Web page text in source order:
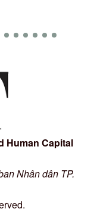
Human Capital
Nhân dân TP.